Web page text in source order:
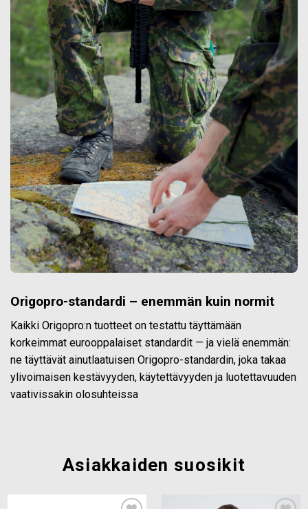
Origopro-standardi – enemmän kuin normit
Kaikki Origopro:n tuotteet on testattu täyttämään
korkeimmat eurooppalaiset standardit — ja vielä enemmän:
ne täyttävät ainutlaatuisen Origopro-standardin, joka takaa
ylivoimaisen kestävyyden, käytettävyyden ja luotettavuuden
vaativissakin olosuhteissa
Asiakkaiden suosikit